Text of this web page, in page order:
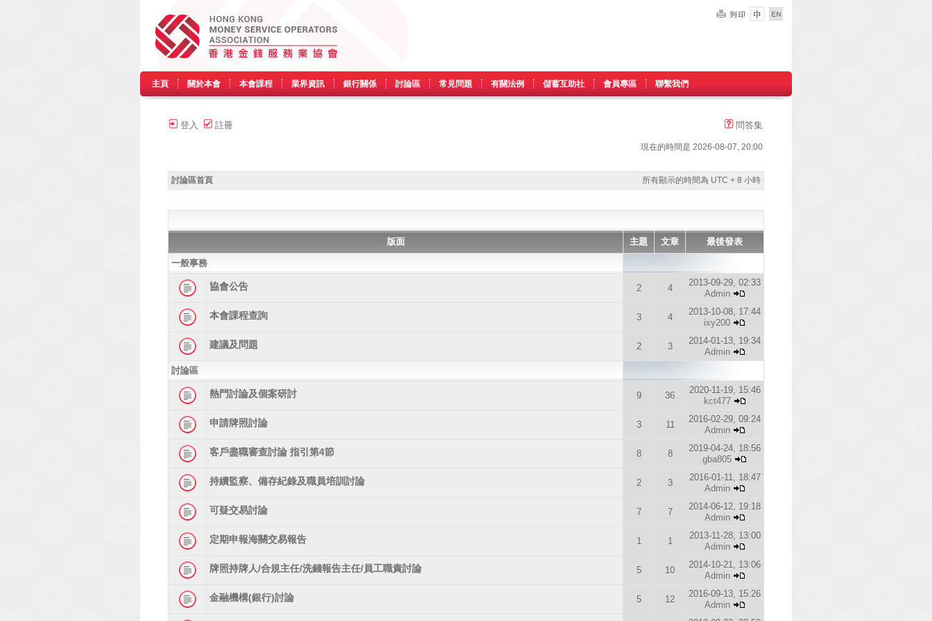
主頁 關於本會 本會課程 業界資訊 銀行關係 討論區 常見問題 有關法例 儲蓄互助社 會員專區 聯繫我們
登入 註冊 問答集
現在的時間是 2026-08-07, 20:00
討論區首頁 所有顯示的時間為 UTC + 8 小時
版面 主題 文章 最後發表
一般事務
協會公告 2 4
2013-09-29, 02:33
Admin
本會課程查詢 3 4
2013-10-08, 17:44
ixy200
建議及問題 2 3
2014-01-13, 19:34
Admin
討論區
熱門討論及個案研討 9 36
2020-11-19, 15:46
kct477
申請牌照討論 3 11
2016-02-29, 09:24
Admin
客戶盡職審查討論 指引第4節 8 8
2019-04-24, 18:56
gba805
持續監察、備存紀錄及職員培訓討論 2 3
2016-01-11, 18:47
Admin
可疑交易討論 7 7
2014-06-12, 19:18
Admin
定期申報海關交易報告 1 1
2013-11-28, 13:00
Admin
牌照持牌人/合規主任/洗錢報告主任/員工職責討論 5 10
2014-10-21, 13:06
Admin
金融機構(銀行)討論 5 12
2016-09-13, 15:26
Admin